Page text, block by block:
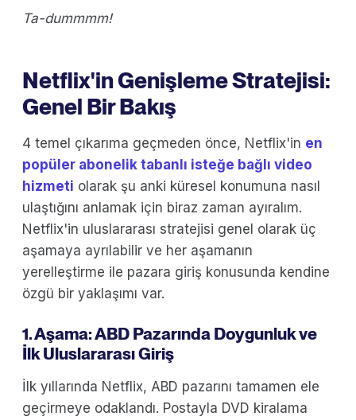
Ta-dummmm!
Netflix'in Genişleme Stratejisi:
Genel Bir Bakış
4 temel çıkarıma geçmeden önce, Netflix'in en
popüler abonelik tabanlı isteğe bağlı video
hizmeti olarak şu anki küresel konumuna nasıl
ulaştığını anlamak için biraz zaman ayıralım.
Netflix'in uluslararası stratejisi genel olarak üç
aşamaya ayrılabilir ve her aşamanın
yerelleştirme ile pazara giriş konusunda kendine
özgü bir yaklaşımı var.
1. Aşama: ABD Pazarında Doygunluk ve
İlk Uluslararası Giriş
İlk yıllarında Netflix, ABD pazarını tamamen ele
geçirmeye odaklandı. Postayla DVD kiralama